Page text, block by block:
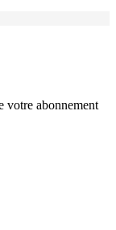
votre abonnement